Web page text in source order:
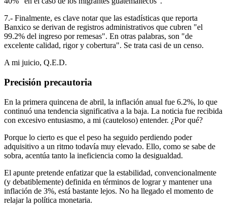
7.- Finalmente, es clave notar que las estadísticas que reporta
Banxico se derivan de registros administrativos que cubren "el
99.2% del ingreso por remesas". En otras palabras, son "de
excelente calidad, rigor y cobertura". Se trata casi de un censo.
A mi juicio, Q.E.D.
Precisión precautoria
En la primera quincena de abril, la inflación anual fue 6.2%, lo que
continuó una tendencia significativa a la baja. La noticia fue recibida
con excesivo entusiasmo, a mi (cauteloso) entender. ¿Por qué?
Porque lo cierto es que el peso ha seguido perdiendo poder
adquisitivo a un ritmo todavía muy elevado. Ello, como se sabe de
sobra, acentúa tanto la ineficiencia como la desigualdad.
El apunte pretende enfatizar que la estabilidad, convencionalmente
(y debatiblemente) definida en términos de lograr y mantener una
inflación de 3%, está bastante lejos. No ha llegado el momento de
relajar la política monetaria.